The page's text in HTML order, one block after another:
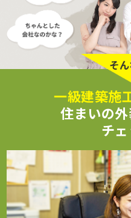
一級建築施
住まいの
チェ